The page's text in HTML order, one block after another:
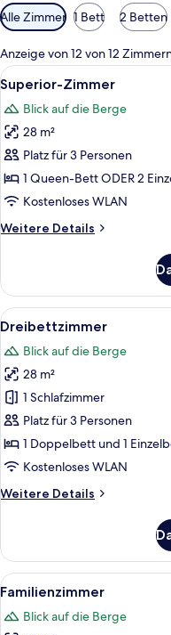
Verfügbare
Filter
für
Zimmer
Alle Zimmer 1 Bett 2 Betten
Anzeige von 12 von 12
Alle
Fotos
für
Superior-
Zimmer
anzeigen
5
Superior-Zimmer
Blick auf die Berge
28 m²
Platz für 3 Personen
1 Queen-Bett ODER 2
Kostenloses WLAN
Weitere Details
Weitere
Zimmer
Alle
Fotos
für
Dreibettzimmer
anzeigen
4
Dreibettzimmer
Blick auf die Berge
28 m²
1 Schlafzimmer
Platz für 3 Personen
1 Doppelbett und 1
Kostenloses WLAN
Weitere Details
Weitere
Alle
Fotos
für
4
Familienzimmer
Blick auf die Berge